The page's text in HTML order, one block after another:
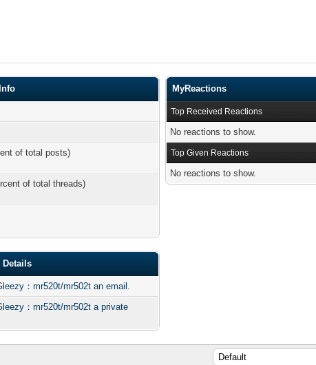
of total posts)
of total threads)
Details
：mr520t/mr502t an email.
：mr520t/mr502t a private
MyReactions
Top Received Reactions
No reactions to show.
Top Given Reactions
No reactions to show.